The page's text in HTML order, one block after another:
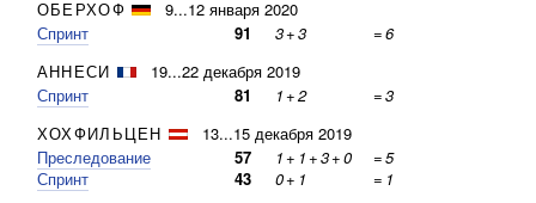
ОБЕРХОФ
9...12 января 2020
Спринт
91 3+3 =6
АННЕСИ
19...22 декабря 2019
Спринт
81 1+2 =3
ХОХФИЛЬЦЕН
13...15 декабря 2019
Преследование
57 1+ 1+3+0 =5
Спринт
43 0+ 1 = 1